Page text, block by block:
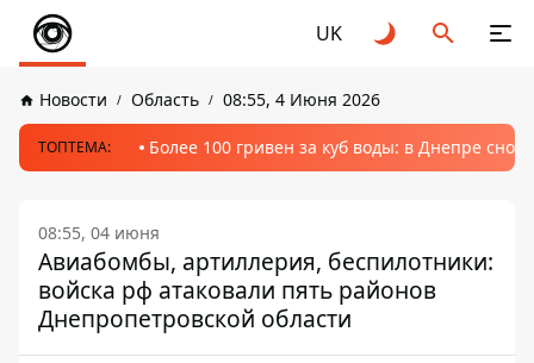
UK
Новости Область 08:55, 4 Июня 2026
ТОПТЕМА: Более 100 гривен за куб воды: в Днепре
08:55, 04 июня
Авиабомбы, артиллерия, беспилотники:
войска рф атаковали пять районов
Днепропетровской области